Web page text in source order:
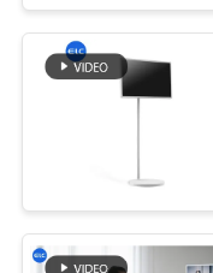
DEMANDEZ
SITEMAP
tactile